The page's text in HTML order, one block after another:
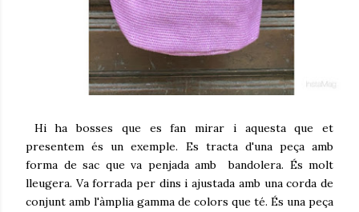
Hi ha bosses que es fan mirar i aquesta que et
presentem és un exemple. Es tracta d'una peça amb
forma de sac que va penjada amb bandolera. És molt
lleugera. Va forrada per dins i ajustada amb una corda de
conjunt amb l'àmplia gamma de colors que té. És una peça